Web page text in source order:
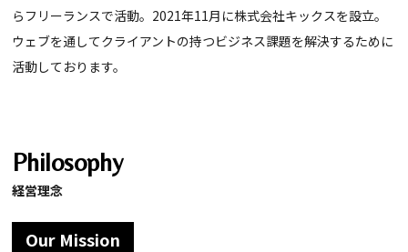
らフリーランスで活動。2021年11月に株式会社キックスを設立。
ウェブを通してクライアントの持つビジネス課題を解決するために
活動しております。
Philosophy
経営理念
Our Mission